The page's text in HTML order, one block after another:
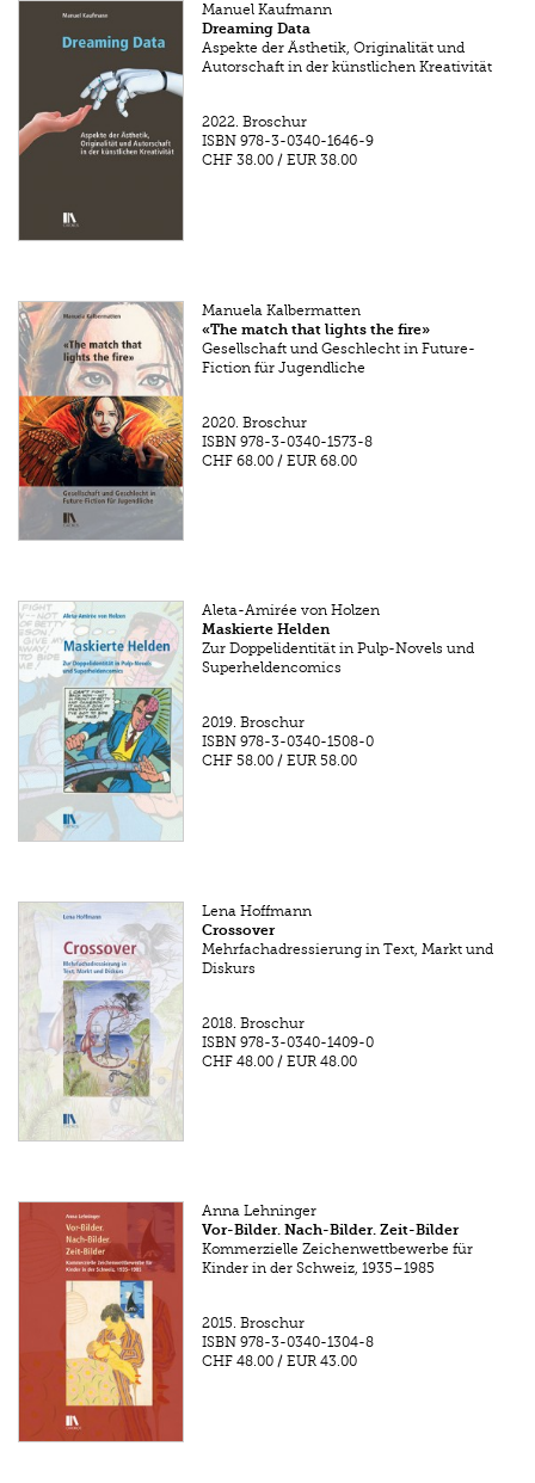
Manuel Kaufmann
Dreaming Data
Aspekte der Ästhetik, Originalität und
Autorschaft in der künstlichen Kreativität
2022. Broschur
ISBN 978-3-0340-1646-9
CHF 38.00 /EUR 38.00
Manuela Kalbermatten
«The match that lights the fire»
Gesellschaft und Geschlecht in Future-
Fiction für Jugendliche
2020. Broschur
ISBN 978-3-0340-1573-8
CHF 68.00 /EUR 68.00
Aleta-Amirée von Holzen
Maskierte Helden
Zur Doppelidentität in Pulp-Novels und
Superheldencomics
2019. Broschur
ISBN 978-3-0340-1508-0
CHF 58.00 /EUR 58.00
Lena Hoffmann
Crossover
Mehrfachadressierung in Text, Markt und
Diskurs
2018. Broschur
ISBN 978-3-0340-1409-0
CHF 48.00 /EUR 48.00
Anna Lehninger
Vor-Bilder. Nach-Bilder. Zeit-Bilder
Kommerzielle Zeichenwettbewerbe für
Kinder in der Schweiz, 1935–1985
2015. Broschur
ISBN 978-3-0340-1304-8
CHF 48.00 /EUR 43.00